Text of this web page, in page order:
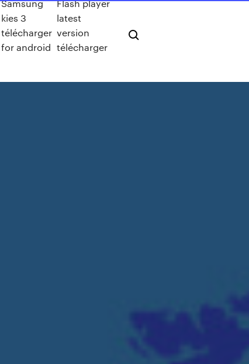
Samsung
kies 3
télécharger
for android
Flash player
latest
version
télécharger